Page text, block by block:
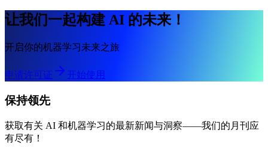
让我们一起构建 AI 的未来！
开启你的机器学习未来之旅
申请许可证 开始使用
保持领先
获取有关 AI 和机器学习的最新新闻与洞察——我们的月刊应
有尽有！